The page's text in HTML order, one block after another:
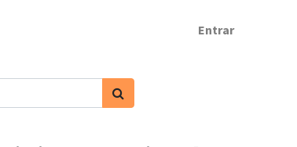
Entrar